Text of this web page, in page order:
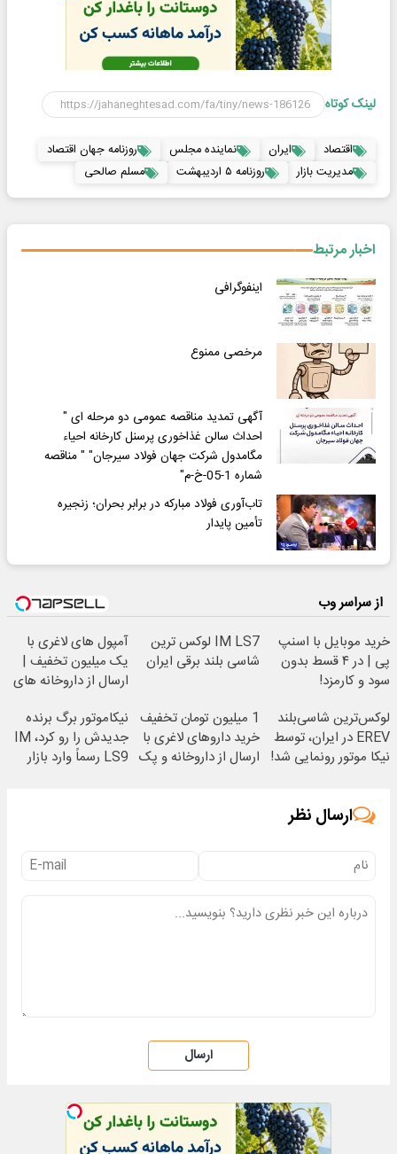
لینک کوتاه
اقتصاد ایران نماینده مجلس
روزنامه جهان اقتصاد
مدیریت بازار
روزنامه ۵ اردیبهشت مسلم صالحی
اخبار مرتبط
اینفوگرافی
مرخصی ممنوع
آگهی تمدید مناقصه عمومی دو مرحله ای "
احداث سالن غذاخوری پرسنل کارخانه احیاء
مگامدول شرکت جهان فولاد سیرجان" " مناقصه
شماره 1-05-خ-م"
تاب‌آوری فولاد مبارکه در برابر بحران؛ زنجیره
تأمین پایدار
از سراسر وب
خرید موبایل با اسنپ
پی | در ۴ قسط بدون
سود و کارمزد!
IM LS7 لوکس ترین
شاسی بلند برقی ایران
آمپول های لاغری با
یک میلیون تخفیف |
ارسال از داروخانه های
لوکس‌ترین شاسی‌بلند
EREV در ایران، توسط
نیکا موتور رونمایی شد!
1 میلیون تومان تخفیف
خرید داروهای لاغری با
ارسال از داروخانه و پک
نیکاموتور برگ برنده
جدیدش را رو کرد، IM
LS9 رسماً وارد بازار
ارسال نظر
ارسال